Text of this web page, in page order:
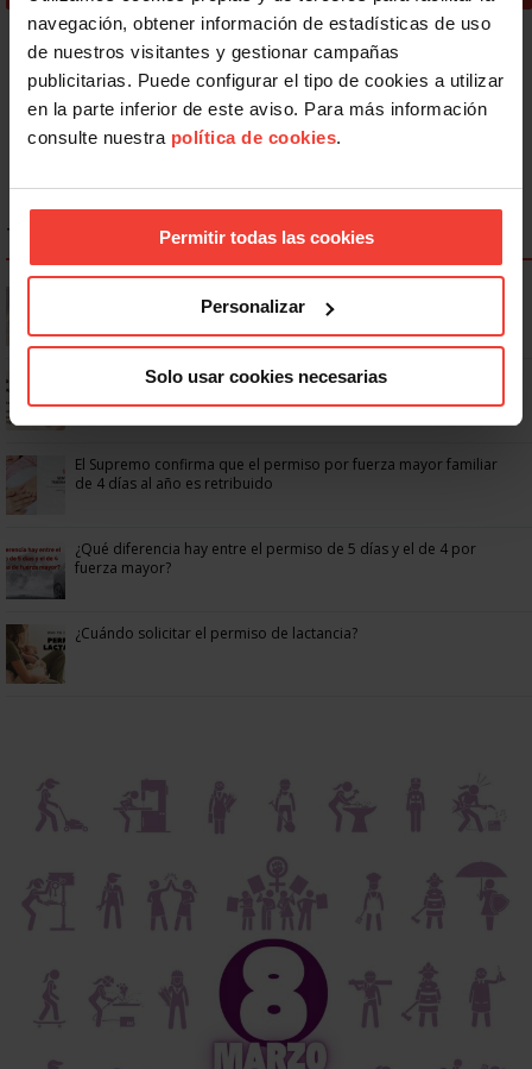
navegación, obtener información de estadísticas de uso
de nuestros visitantes y gestionar campañas
publicitarias. Puede configurar el tipo de cookies a utilizar
en la parte inferior de este aviso. Para más información
consulte nuestra política de cookies.
Permitir todas las cookies
Personalizar
Solo usar cookies necesarias
Área de Igualdad
Documentos Igualdad
Revista USO Joven
TOP NOTICIAS IGUALDAD
¿Cómo pedir las semanas adicionales del permiso de
maternidad/paternidad?
Permiso parental no retribuido de 8 semanas: USO resuelve tus
El Supremo confirma que el permiso por fuerza mayor familiar
de 4 días al año es retribuido
¿Qué diferencia hay entre el permiso de 5 días y el de 4 por
fuerza mayor?
¿Cuándo solicitar el permiso de lactancia?